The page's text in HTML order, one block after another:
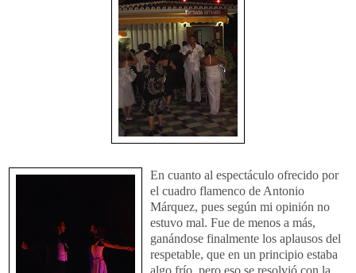
En cuanto al espectáculo ofrecido por
el cuadro flamenco de Antonio
Márquez, pues según mi opinión no
estuvo mal. Fue de menos a más,
ganándose finalmente los aplausos del
respetable, que en un principio estaba
algo frío, pero eso se resolvió con la